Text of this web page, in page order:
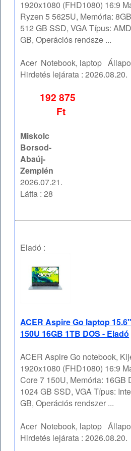
1920x1080 (FHD1080) 16:9
Ryzen 5 5625U, Memória:
512 GB SSD, VGA Típus:
GB, Operációs rendsze ...
Acer Notebook, laptop
Hirdetés lejárata :2026.08.20.
192 875
Ft
Miskolc
Borsod-
Abaúj-
Zemplén
2026.07.21.
Látta : 28
Eladó :
ACER Aspire Go laptop
150U 16GB 1TB DOS - Eladó
ACER Aspire Go notebook,
1920x1080 (FHD1080) 16:9
Core 7 150U, Memória: 16GB
1024 GB SSD, VGA Típus:
GB, Operációs rendszer ...
Acer Notebook, laptop
Hirdetés lejárata :2026.08.20.